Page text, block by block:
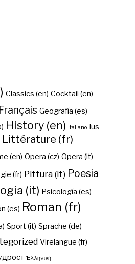
Classics (en) Cocktail (en)
Français Geografía (es)
History (en) Italiano Iūs
Littérature (fr)
(en) Opera (cz) Opera (it)
(fr) Pittura (it) Poesia
(it) Psicología (es)
(es) Roman (fr)
Sport (it) Sprache (de)
Virelangue (fr)
Ἑλληνική